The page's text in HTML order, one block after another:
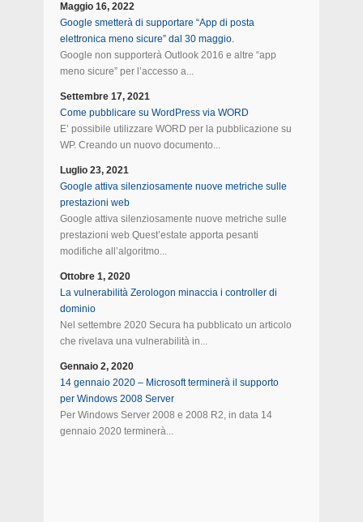
Maggio 16, 2022
Google smetterà di supportare “App di posta
elettronica meno sicure” dal 30 maggio.
Google non supporterà Outlook 2016 e altre “app
meno sicure” per l’accesso a...
Settembre 17, 2021
Come pubblicare su WordPress via WORD
E’ possibile utilizzare WORD per la pubblicazione su
WP. Creando un nuovo documento...
Luglio 23, 2021
Google attiva silenziosamente nuove metriche sulle
prestazioni web
Google attiva silenziosamente nuove metriche sulle
prestazioni web Quest’estate apporta pesanti
modifiche all’algoritmo...
Ottobre 1, 2020
La vulnerabilità Zerologon minaccia i controller di
dominio
Nel settembre 2020 Secura ha pubblicato un articolo
che rivelava una vulnerabilità in...
Gennaio 2, 2020
14 gennaio 2020 – Microsoft terminerà il supporto
per Windows 2008 Server
Per Windows Server 2008 e 2008 R2, in data 14
gennaio 2020 terminerà...